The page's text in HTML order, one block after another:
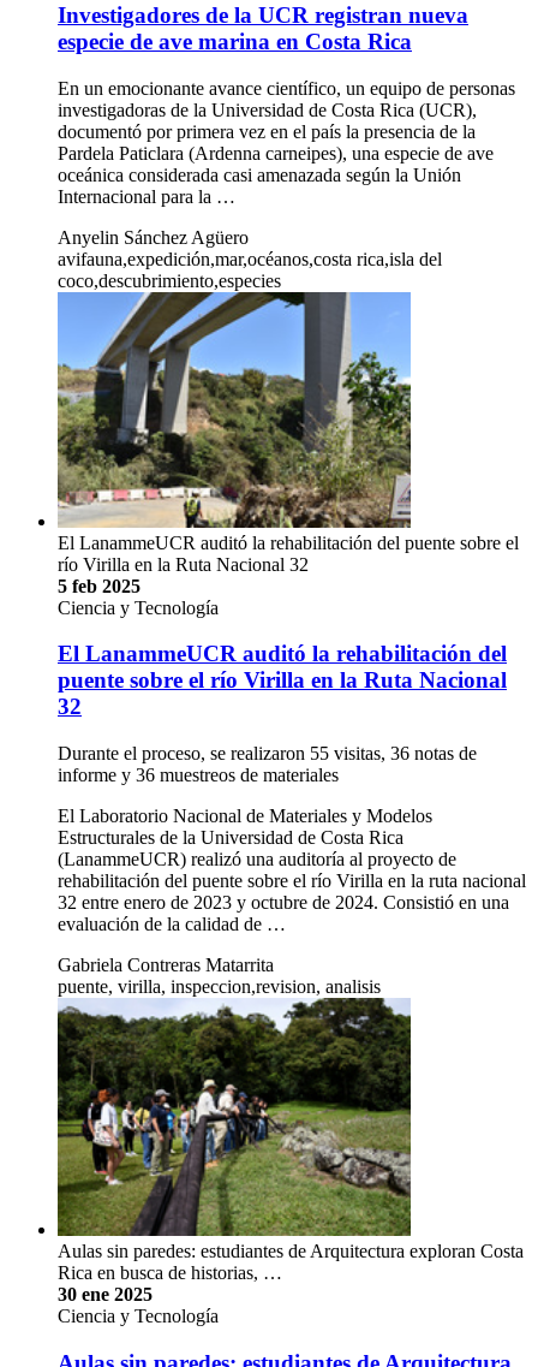
Investigadores de la UCR registran nueva
especie de ave marina en Costa Rica
En un emocionante avance científico, un equipo de personas
investigadoras de la Universidad de Costa Rica (UCR),
documentó por primera vez en el país la presencia de la
Pardela Paticlara (Ardenna carneipes), una especie de ave
oceánica considerada casi amenazada según la Unión
Internacional para la …
Anyelin Sánchez Agüero
avifauna,expedición,mar,océanos,costa rica,isla del
coco,descubrimiento,especies
El LanammeUCR auditó la rehabilitación del puente sobre el
río Virilla en la Ruta Nacional 32
5 feb 2025
Ciencia y Tecnología
El LanammeUCR auditó la rehabilitación del
puente sobre el río Virilla en la Ruta Nacional
32
Durante el proceso, se realizaron 55 visitas, 36 notas de
informe y 36 muestreos de materiales
El Laboratorio Nacional de Materiales y Modelos
Estructurales de la Universidad de Costa Rica
(LanammeUCR) realizó una auditoría al proyecto de
rehabilitación del puente sobre el río Virilla en la ruta nacional
32 entre enero de 2023 y octubre de 2024. Consistió en una
evaluación de la calidad de …
Gabriela Contreras Matarrita
puente, virilla, inspeccion,revision, analisis
Aulas sin paredes: estudiantes de Arquitectura exploran Costa
Rica en busca de historias, …
30 ene 2025
Ciencia y Tecnología